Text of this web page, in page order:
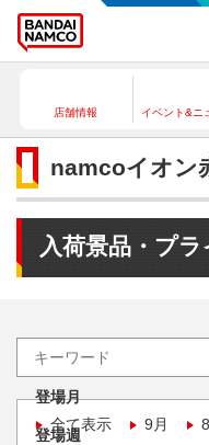
店舗情報 イベント&ニ
namcoイオン
入荷景品・プ
登場月
全て表示
9月
登場週